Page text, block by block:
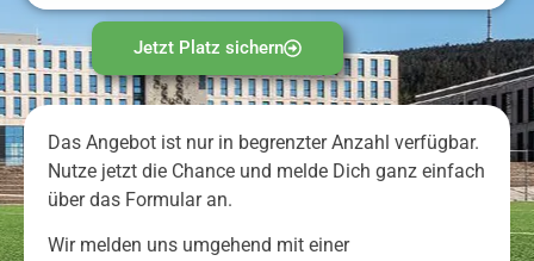
Jetzt Platz sichern
Das Angebot ist nur in begrenzter Anzahl verfügbar.
Nutze jetzt die Chance und melde Dich ganz einfach
über das Formular an.
Wir melden uns umgehend mit einer